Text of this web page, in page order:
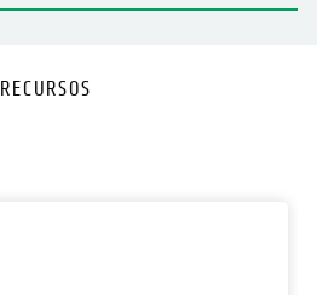
RECURSOS